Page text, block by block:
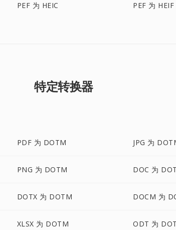
PEF 为 HEIC PEF 为 HEIF
特定转换器
PDF 为 DOTM JPG 为
PNG 为 DOTM DOC 为
DOTX 为 DOTM DOCM 为
XLSX 为 DOTM ODT 为